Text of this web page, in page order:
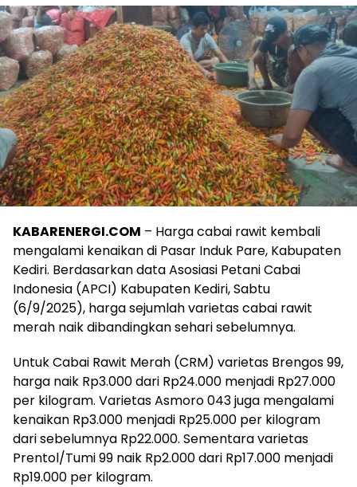
KABARENERGI.COM – Harga cabai rawit kembali
mengalami kenaikan di Pasar Induk Pare, Kabupaten
Kediri. Berdasarkan data Asosiasi Petani Cabai
Indonesia (APCI) Kabupaten Kediri, Sabtu
(6/9/2025), harga sejumlah varietas cabai rawit
merah naik dibandingkan sehari sebelumnya.
Untuk Cabai Rawit Merah (CRM) varietas Brengos 99,
harga naik Rp3.000 dari Rp24.000 menjadi Rp27.000
per kilogram. Varietas Asmoro 043 juga mengalami
kenaikan Rp3.000 menjadi Rp25.000 per kilogram
dari sebelumnya Rp22.000. Sementara varietas
Prentol/Tumi 99 naik Rp2.000 dari Rp17.000 menjadi
Rp19.000 per kilogram.